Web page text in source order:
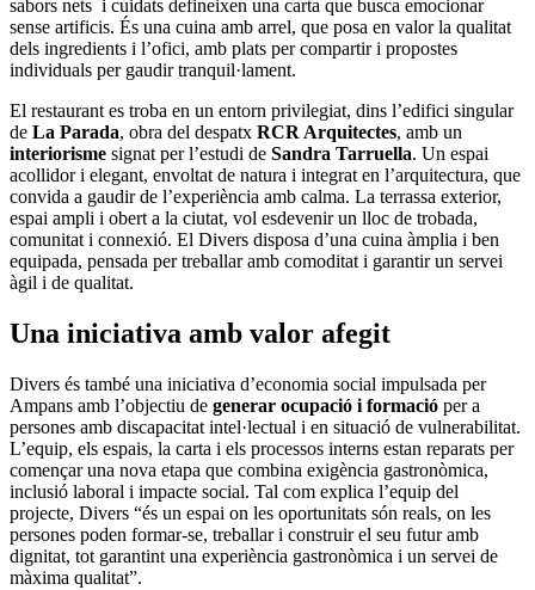
sabors nets i cuidats defineixen una carta que busca emocionar
sense artificis. És una cuina amb arrel, que posa en valor la qualitat
dels ingredients i l’ofici, amb plats per compartir i propostes
individuals per gaudir tranquil·lament.
El restaurant es troba en un entorn privilegiat, dins l’edifici singular
de La Parada, obra del despatx RCR Arquitectes, amb un
interiorisme signat per l’estudi de Sandra Tarruella. Un espai
acollidor i elegant, envoltat de natura i integrat en l’arquitectura, que
convida a gaudir de l’experiència amb calma. La terrassa exterior,
espai ampli i obert a la ciutat, vol esdevenir un lloc de trobada,
comunitat i connexió. El Divers disposa d’una cuina àmplia i ben
equipada, pensada per treballar amb comoditat i garantir un servei
àgil i de qualitat.
Una iniciativa amb valor afegit
Divers és també una iniciativa d’economia social impulsada per
Ampans amb l’objectiu de generar ocupació i formació per a
persones amb discapacitat intel·lectual i en situació de vulnerabilitat.
L’equip, els espais, la carta i els processos interns estan reparats per
començar una nova etapa que combina exigència gastronòmica,
inclusió laboral i impacte social. Tal com explica l’equip del
projecte, Divers “és un espai on les oportunitats són reals, on les
persones poden formar-se, treballar i construir el seu futur amb
dignitat, tot garantint una experiència gastronòmica i un servei de
màxima qualitat”.